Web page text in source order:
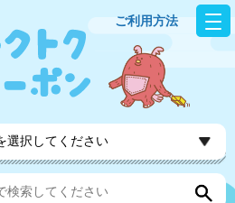
ご利用方法
選択してください